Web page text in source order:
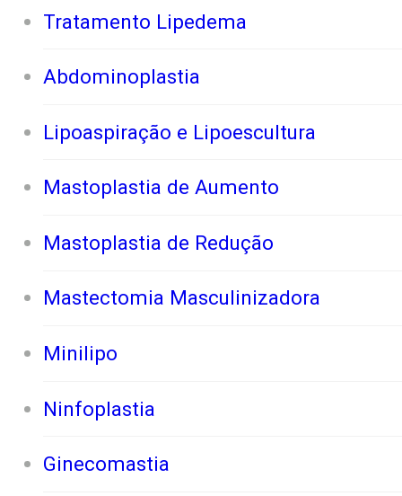
Tratamento Lipedema
Abdominoplastia
Lipoaspiração e Lipoescultura
Mastoplastia de Aumento
Mastoplastia de Redução
Mastectomia Masculinizadora
Minilipo
Ninfoplastia
Ginecomastia